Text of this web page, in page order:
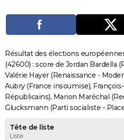
Carte de Noël
Carte Bonne année
Carte Saint-Valentin
Carte Pâques
Carte d'anniversaire
Dictionnaire
Biographies
Expressions
Proverbes
PROGRAMME TV
S'inscrire
Se connecter
Lycées
Collèges
Primaires
Universités
Entreprises
Service militaire
Avis de recherche
AVIS DE DÉCÈS
FORUM
Bricolage
Lifestyle
Culture
SportAuto
Television
Voyage
Cinema
Résultat des élections
(42600) : score de Jordan Bardella
Valérie Hayer (Renaissance -
Aubry (France insoumise),
Républicains), Marion Maréchal
Glucksmann (Parti socialiste -
Tête de liste
Liste